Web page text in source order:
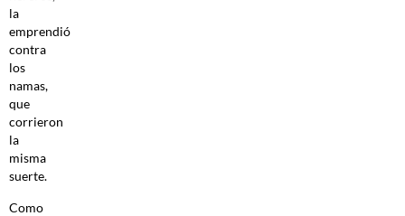
la
emprendió
contra
los
namas,
que
corrieron
la
misma
suerte.
Como